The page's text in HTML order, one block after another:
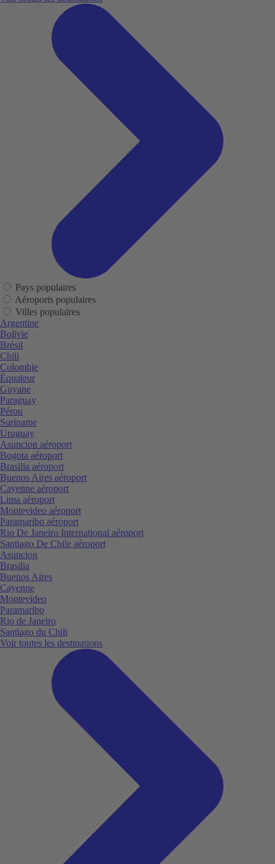
Pays populaires
Aéroports populaires
Villes populaires
Argentine
Bolivie
Brésil
Chili
Colombie
Équateur
Guyane
Paraguay
Pérou
Suriname
Uruguay
Asuncion aéroport
Bogota aéroport
Brasilia aéroport
Buenos Aires aéroport
Cayenne aéroport
Lima aéroport
Montevideo aéroport
Paramaribo aéroport
Rio De Janeiro International aéroport
Santiago De Chile aéroport
Asuncion
Brasilia
Buenos Aires
Cayenne
Montevideo
Paramaribo
Rio de Janeiro
Santiago du Chili
Voir toutes les destinations